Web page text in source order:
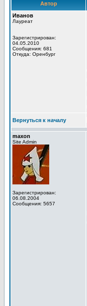
Автор
Иванов
Лауреат
Зарегистрирован:
04.05.2010
Сообщения: 681
Откуда: Оренбург
Вернуться к началу
maxon
Site Admin
Зарегистрирован:
06.08.2004
Сообщения: 5657